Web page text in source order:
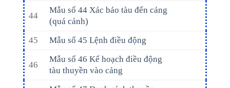
44
Mẫu số 44 Xác báo tàu đến cảng
(quá cảnh)
45
Mẫu số 45 Lệnh điều động
46
Mẫu số 46 Kế hoạch điều động
tàu thuyền vào cảng